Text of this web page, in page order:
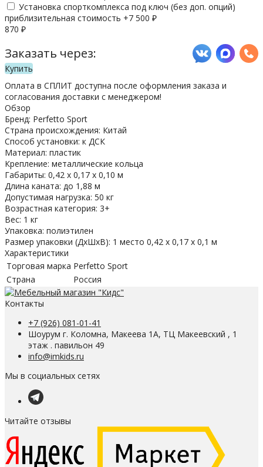
Установка спорткомплекса под ключ (без доп. опций)
приблизительная стоимость +7 500 ₽
870 ₽
Заказать через:
Купить
Оплата в СПЛИТ доступна после оформления заказа и
согласования доставки с менеджером!
Обзор
Бренд: Perfetto Sport
Страна происхождения: Китай
Способ установки: к ДСК
Материал: пластик
Крепление: металлические кольца
Габариты: 0,42 х 0,17 х 0,10 м
Длина каната: до 1,88 м
Допустимая нагрузка: 50 кг
Возрастная категория: 3+
Вес: 1 кг
Упаковка: полиэтилен
Размер упаковки (ДхШхВ): 1 место 0,42 х 0,17 х 0,1 м
Характеристики
Торговая марка Perfetto Sport
Страна
Россия
Контакты
+7 (926) 081-01-41
Шоурум г. Коломна, Макеева 1А, ТЦ Макеевский , 1
этаж . павильон 49
info@imkids.ru
Мы в социальных сетях
Читайте отзывы